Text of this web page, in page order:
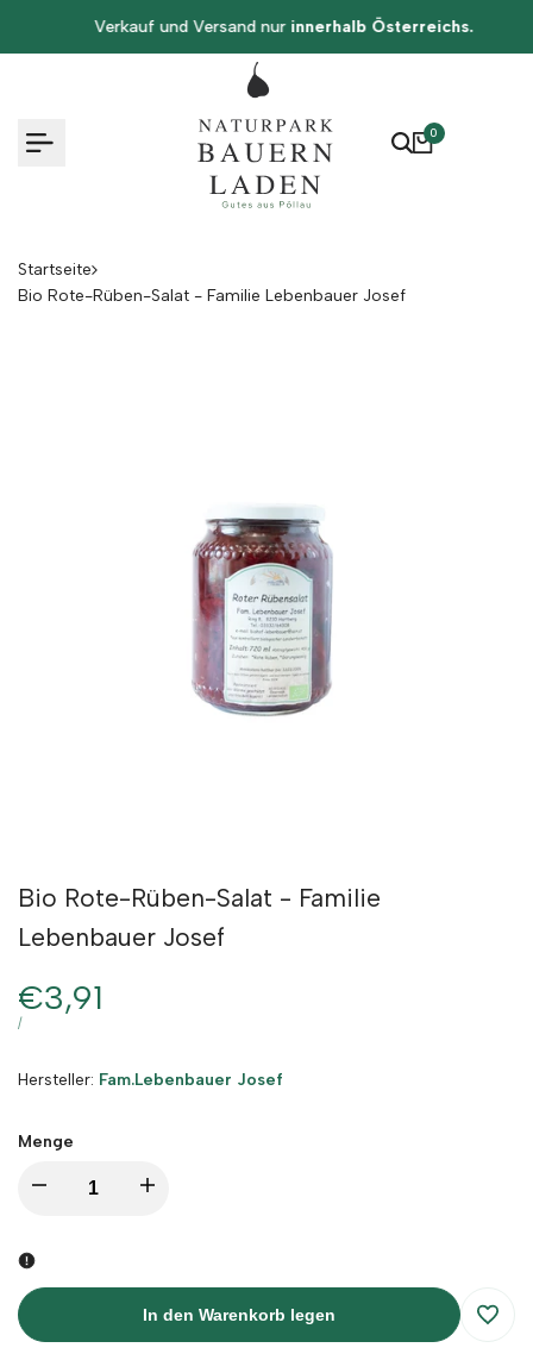
Verkauf und Versand nurinnerhalb Österreichs.
0
Startseite
Bio Rote-Rüben-Salat - Familie Lebenbauer Josef
Bio Rote-Rüben-Salat - Familie
Lebenbauer Josef
Verkaufspreis
€3,91
STÜCKPREIS
/PRO
Hersteller: Hersteller:
Fam.Lebenbauer Josef
Menge
Menge
Bio
Menge
In den Warenkorb legen